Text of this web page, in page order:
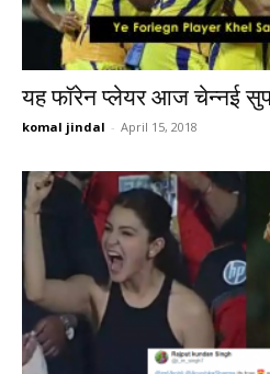
यह फॉरेन प्लेयर आज चेन्नई
komal jindal - April 15, 2018